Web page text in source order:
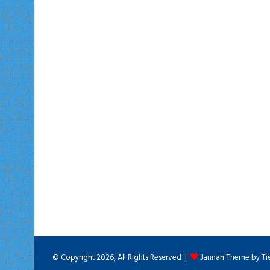
© Copyright 2026, All Rights Reserved | Jannah Theme by